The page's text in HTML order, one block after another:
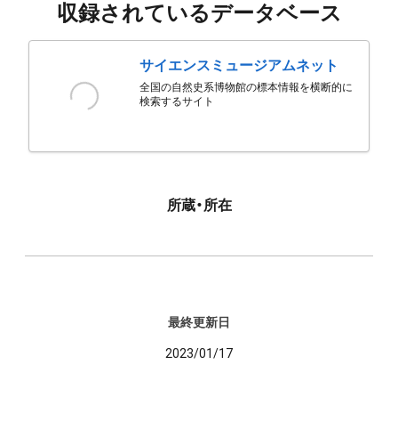
収録されているデータベース
サイエンスミュージアムネット
全国の自然史系博物館の標本情報を横断的に
検索するサイト
所蔵・所在
最終更新日
2023/01/17